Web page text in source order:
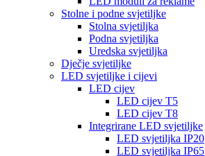
Stolne i podne svjetiljke
Stolna svjetiljka
Podna svjetiljka
Uredska svjetiljka
Dječje svjetiljke
LED svjetiljke i cijevi
LED cijev
LED cijev T5
LED cijev T8
Integrirane LED svjetiljke
LED svjetiljka IP20
LED svjetiljka IP65